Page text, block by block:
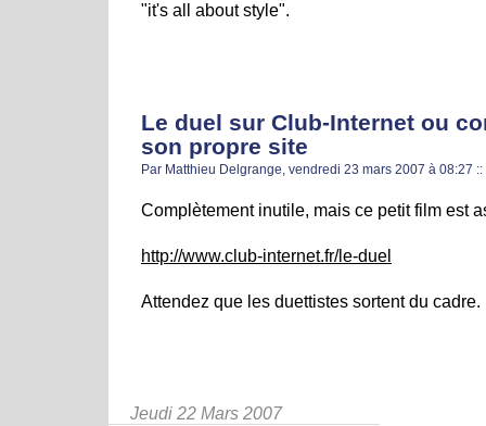
"it's all about style".
Le duel sur Club-Internet ou
son propre site
Par Matthieu Delgrange, vendredi 23 mars 2007 à 08:27 ::
Complètement inutile, mais ce petit film est
http://www.club-internet.fr/le-duel
Attendez que les duettistes sortent du cadre.
Jeudi 22 Mars 2007